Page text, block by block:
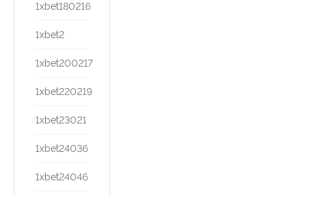
1xbet180216
1xbet2
1xbet200217
1xbet220219
1xbet23021
1xbet24036
1xbet24046